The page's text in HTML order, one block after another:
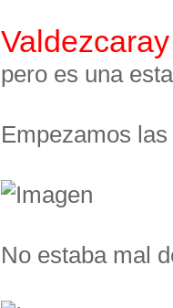
Valdezcaray
pero es una
Empezamos
No estaba mal